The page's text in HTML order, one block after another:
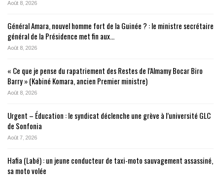
Août 8, 2026
Général Amara, nouvel homme fort de la Guinée ? : le ministre secrétaire
général de la Présidence met fin aux…
Août 8, 2026
« Ce que je pense du rapatriement des Restes de l’Almamy Bocar Biro
Barry » (Kabiné Komara, ancien Premier ministre)
Août 8, 2026
Urgent – Éducation : le syndicat déclenche une grève à l’université GLC
de Sonfonia
Août 7, 2026
Hafia (Labé) : un jeune conducteur de taxi-moto sauvagement assassiné,
sa moto volée